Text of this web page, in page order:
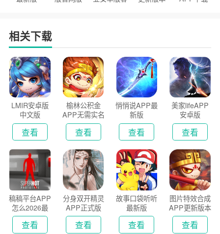
相关下载
LMIR安卓版
中文版
查看
榆林公积金
APP无需实名
认证版
查看
悄悄说APP最
新版
查看
美家lifeAPP
安卓版
查看
稿稿平台APP
怎么2026最
新版
查看
分身双开精灵
APP正式版
查看
故事口袋听听
最新版
查看
图片特效合成
APP更新版本
2026
查看